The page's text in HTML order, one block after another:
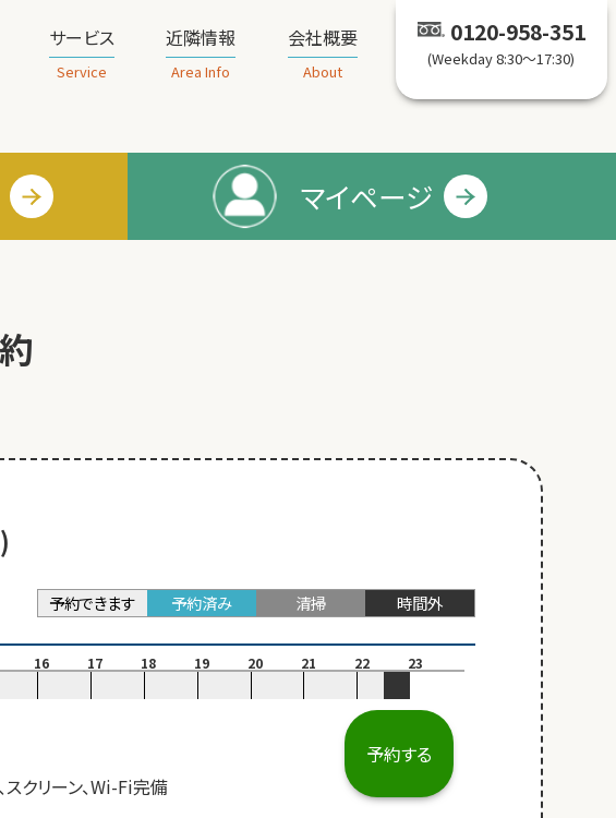
サービス
Service
近隣情報
Area Info
会社概要
About
0120-958-351
(Weekday 8:30～17:30)
マイページ
予約できます 予約済み 清掃 時間外
16 17 18 19 20 21 22 23
スクリーン、Wi-Fi完備
予約する